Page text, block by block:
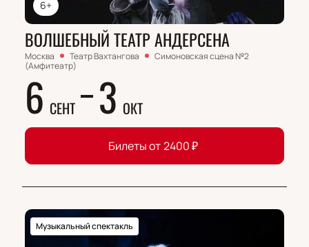
6+
ВОЛШЕБНЫЙ ТЕАТР АНДЕРСЕНА
Москва Театр Вахтангова
Симоновская сцена №2
(Амфитеатр)
6 СЕНТ 3 ОКТ
Билеты от2400₽
Музыкальный спектакль